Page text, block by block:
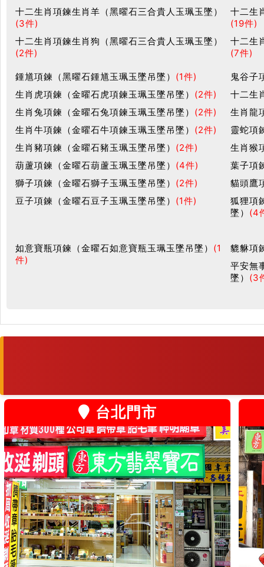
十二生肖項鍊生肖羊（黑曜石三合貴人玉珮玉墜）
(3件)
十二生
(19件)
十二生肖項鍊生肖狗（黑曜石三合貴人玉珮玉墜）
(2件)
十二生
(7件)
鍾馗項鍊（黑曜石鍾馗玉珮玉墜吊墜） (1件)
鬼谷子
生肖虎項鍊（金曜石虎項鍊玉珮玉墜吊墜） (2件)
十二生
生肖兔項鍊（金曜石兔項鍊玉珮玉墜吊墜） (2件)
生肖龍
生肖牛項鍊（金曜石牛項鍊玉珮玉墜吊墜） (2件)
靈蛇項
生肖豬項鍊（金曜石豬玉珮玉墜吊墜） (2件)
生肖猴
葫蘆項鍊（金曜石葫蘆玉珮玉墜吊墜） (4件)
葉子項
獅子項鍊（金曜石獅子玉珮玉墜吊墜） (2件)
貓頭鷹
豆子項鍊（金曜石豆子玉珮玉墜吊墜） (1件)
狐狸項
墜） (4
如意寶瓶項鍊（金曜石如意寶瓶玉珮玉墜吊墜） (1
件)
貔貅項
平安無
墜） (3
台北門市